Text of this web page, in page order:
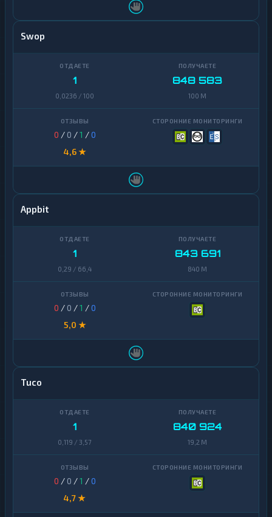
Swop
1
0,0236 / 100
848 583
100 M
0 / 0 /1 /0
4,6 ★
Appbit
1
0,29 / 66,4
843 691
840 M
0 / 0 /1 /0
5,0 ★
Tuco
1
0,119 / 3,57
840 924
19,2 M
0 / 0 /1 /0
4,7 ★